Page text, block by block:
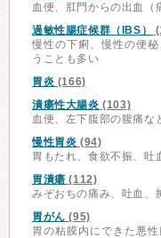
血便、肛門からの出血（
過敏性腸症候群（IBS）
慢性の下痢、慢性の便
うことも多い
胃炎 (166)
潰瘍性大腸炎 (103)
血便、左下腹部の腹痛な
慢性胃炎 (94)
胃もたれ、食欲不振、吐
胃潰瘍 (112)
みぞおちの痛み、吐血、
胃がん (95)
胃の粘膜内にできた悪